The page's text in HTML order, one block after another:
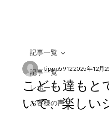
記事一覧
レポート
お客様の声
記事一覧
こども達もと
いて、楽しい
tippu59122025年12月